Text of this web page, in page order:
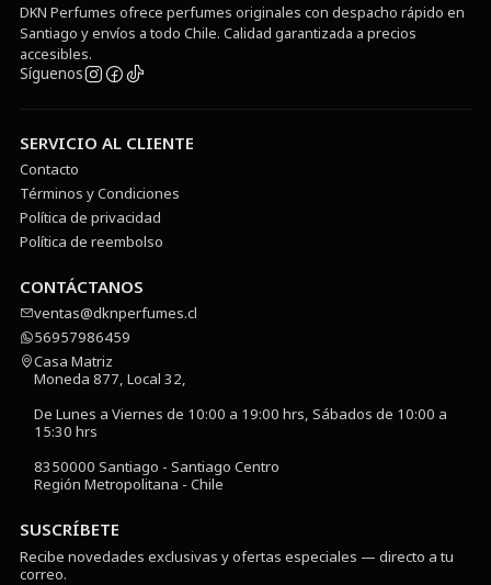
DKN Perfumes ofrece perfumes originales con despacho rápido en
Santiago y envíos a todo Chile. Calidad garantizada a precios
accesibles.
Síguenos
SERVICIO AL CLIENTE
Contacto
Términos y Condiciones
Política de privacidad
Política de reembolso
CONTÁCTANOS
ventas@dknperfumes.cl
56957986459
Casa Matriz
Moneda 877, Local 32,
De Lunes a Viernes de 10:00 a 19:00 hrs, Sábados de 10:00 a
15:30 hrs
8350000 Santiago - Santiago Centro
Región Metropolitana - Chile
SUSCRÍBETE
Recibe novedades exclusivas y ofertas especiales — directo a tu
correo.